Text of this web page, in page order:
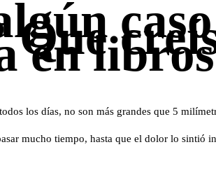
en
los días, no son más grandes que 5
mucho tiempo, hasta que el dolor lo sintió